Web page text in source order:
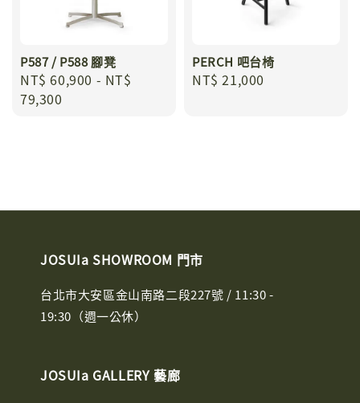
P587 / P588 腳凳
Regular
price
NT$ 60,900 - NT$
79,300
PERCH 吧台椅
Regular
NT$ 21,000
JOSUIa SHOWROOM 門市
台北市大安區金山南路二段227號 / 11:30 -
19:30（週一公休）
JOSUIa GALLERY 藝廊